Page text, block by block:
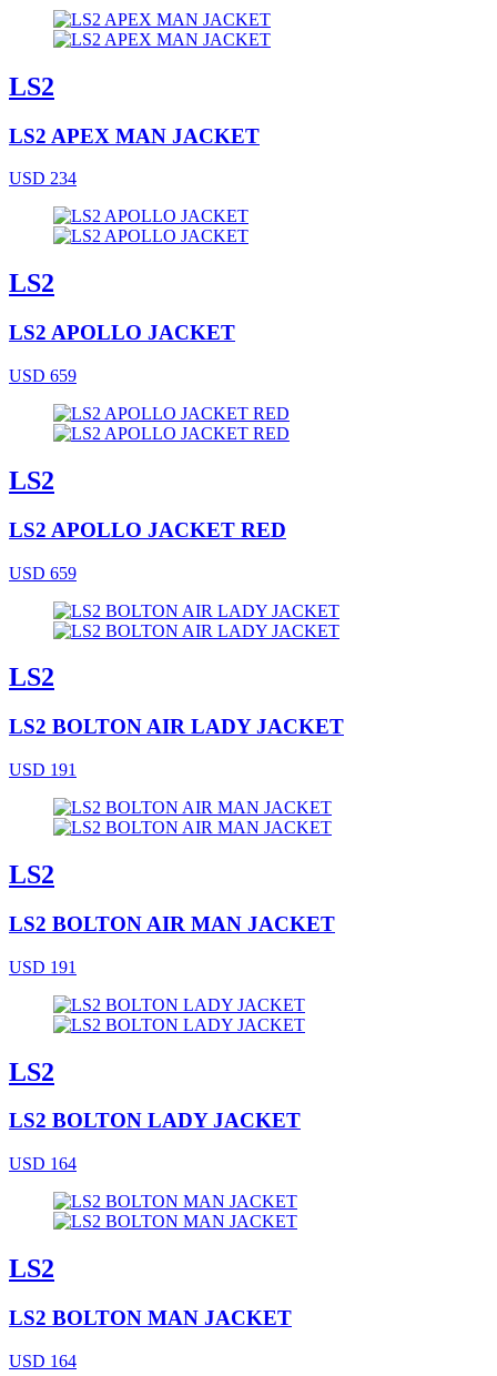
LS2
LS2 APEX MAN JACKET
USD 234
LS2
LS2 APOLLO JACKET
USD 659
LS2
LS2 APOLLO JACKET RED
USD 659
LS2
LS2 BOLTON AIR LADY JACKET
USD 191
LS2
LS2 BOLTON AIR MAN JACKET
USD 191
LS2
LS2 BOLTON LADY JACKET
USD 164
LS2
LS2 BOLTON MAN JACKET
USD 164